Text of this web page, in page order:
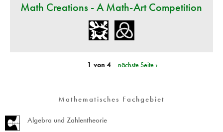
Math Creations - A Math-Art Competition
1 von 4 nächste Seite ›
Mathematisches Fachgebiet
Algebra und Zahlentheorie